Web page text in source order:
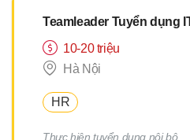
10-20 triệu
Hà Nội
HR
Thực hiện tuyển dụng nội bộ